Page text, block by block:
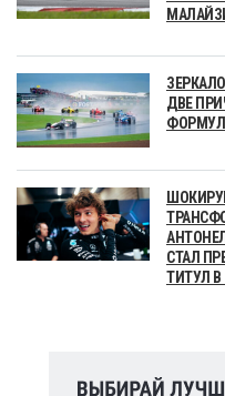
ДВЕ
СТАЛ
ТИТУЛ В